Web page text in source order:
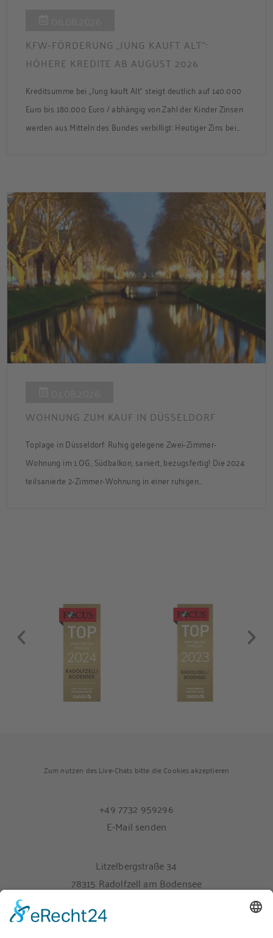
KFW-FÖRDERUNG „JUNG KAUFT ALT“:
HÖHERE KREDITE AB AUGUST 2026
Kreditsumme bei „Jung kauft Alt“ steigt deutlich auf 140.000
Euro bis 180.000 Euro / abhängig von Zahl der Kinder Zinsen
werden aus Mitteln des Bundes verbilligt: Heutiger Zins bei
Förderzusage / Sanierung in Einzelmaßnahmen […]
WOHNUNG ZUM KAUF IN DÜSSELDORF
Toplage in Düsseldorf: Ruhig gelegene Zwei-Zimmer-
Wohnung im 1.OG, Südbalkon, saniert, bezugsfertig! Die 2024
teilsanierte 2-Zimmer-Wohnung in einer ruhigen
Zum nutzen des Live-Chats bitte die Cookies akzeptieren
+49 7732 959296
E-Mail senden
Litzelbergstraße 34
78315 Radolfzell am Bodensee
Melden Sie sich hier für unseren Newsletter an